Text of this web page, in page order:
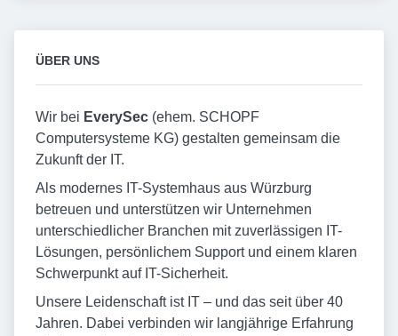
ÜBER UNS
Wir bei EverySec (ehem. SCHOPF
Computersysteme KG) gestalten gemeinsam die
Zukunft der IT.
Als modernes IT-Systemhaus aus Würzburg
betreuen und unterstützen wir Unternehmen
unterschiedlicher Branchen mit zuverlässigen IT-
Lösungen, persönlichem Support und einem klaren
Schwerpunkt auf IT-Sicherheit.
Unsere Leidenschaft ist IT – und das seit über 40
Jahren. Dabei verbinden wir langjährige Erfahrung